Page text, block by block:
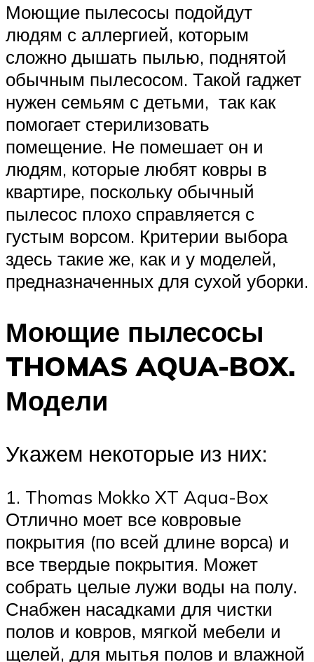
Моющие пылесосы подойдут
людям с аллергией, которым
сложно дышать пылью, поднятой
обычным пылесосом. Такой гаджет
нужен семьям с детьми, так как
помогает стерилизовать
помещение. Не помешает он и
людям, которые любят ковры в
квартире, поскольку обычный
пылесос плохо справляется с
густым ворсом. Критерии выбора
здесь такие же, как и у моделей,
предназначенных для сухой уборки.
Моющие пылесосы
THOMAS AQUA-BOX.
Модели
Укажем некоторые из них:
1. Thomas Mokko XT Aqua-Box
Отлично моет все ковровые
покрытия (по всей длине ворса) и
все твердые покрытия. Может
собрать целые лужи воды на полу.
Снабжен насадками для чистки
полов и ковров, мягкой мебели и
щелей, для мытья полов и влажной